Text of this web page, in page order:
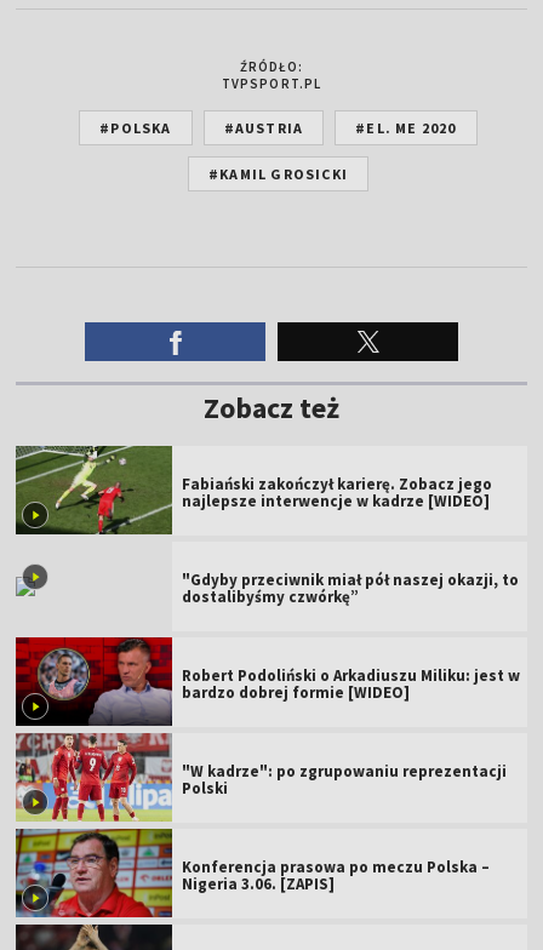
ŹRÓDŁO:
TVPSPORT.PL
#POLSKA #AUSTRIA #EL. ME 2020
#KAMIL GROSICKI
Zobacz też
Fabiański zakończył karierę. Zobacz jego
najlepsze interwencje w kadrze [WIDEO]
"Gdyby przeciwnik miał pół naszej okazji, to
dostalibyśmy czwórkę”
Robert Podoliński o Arkadiuszu Miliku: jest w
bardzo dobrej formie [WIDEO]
"W kadrze": po zgrupowaniu reprezentacji
Polski
Konferencja prasowa po meczu Polska –
Nigeria 3.06. [ZAPIS]